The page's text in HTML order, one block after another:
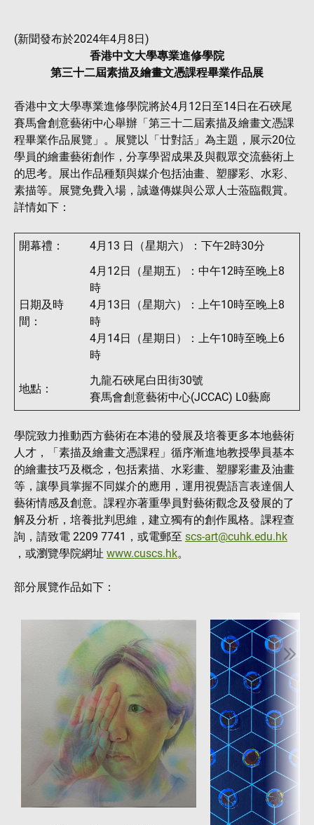
(新聞發布於2024年4月8日)
香港中文大學專業進修學院
第三十二屆素描及繪畫文憑課程畢業作品展
香港中文大學專業進修學院將於4月12日至14日在石硤尾
賽馬會創意藝術中心舉辦「第三十二屆素描及繪畫文憑課
程畢業作品展覽」。展覽以「廿對話」為主題，展示20位
學員的繪畫藝術創作，分享學習成果及與觀眾交流藝術上
的思考。展出作品種類與媒介包括油畫、塑膠彩、水彩、
素描等。展覽免費入場，誠邀傳媒與公眾人士蒞臨觀賞。
詳情如下：
開幕禮： 4月13 日（星期六）：下午2時30分
日期及時
間：
4月12日（星期五）：中午12時至晚上8
時
4月13日（星期六）：上午10時至晚上8
時
4月14日（星期日）：上午10時至晚上6
時
地點：
九龍石硤尾白田街30號
賽馬會創意藝術中心(JCCAC) L0藝廊
學院致力推動西方藝術在本港的發展及培養更多本地藝術
人才，「素描及繪畫文憑課程」循序漸進地教授學員基本
的繪畫技巧及概念，包括素描、水彩畫、塑膠彩畫及油畫
等，讓學員掌握不同媒介的應用，運用視覺語言表達個人
藝術情感及創意。課程亦著重學員對藝術觀念及發展的了
解及分析，培養批判思維，建立獨有的創作風格。課程查
詢，請致電 2209 7741，或電郵至 scs-art@cuhk.edu.hk
，或瀏覽學院網址 www.cuscs.hk。
部分展覽作品如下：